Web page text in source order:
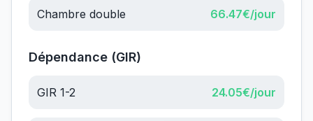
Chambre double 66.47€/jour
Dépendance (GIR)
GIR 1-2 24.05€/jour